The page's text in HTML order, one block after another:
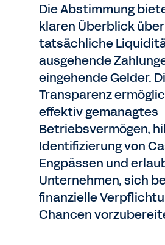
Die Abstimmung
klaren Überblick
tatsächliche
ausgehende
eingehende Gelder.
Transparenz
effektiv gemanagtes
Betriebsvermögen,
Identifizierung von
Engpässen und
Unternehmen, sich
finanzielle
Chancen